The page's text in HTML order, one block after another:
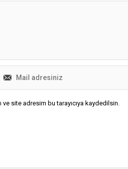
site adresim bu tarayıcıya kaydedilsin.